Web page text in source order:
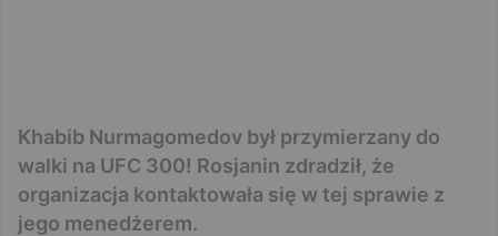
Khabib Nurmagomedov był przymierzany do
walki na UFC 300! Rosjanin zdradził, że
organizacja kontaktowała się w tej sprawie z
jego menedżerem.